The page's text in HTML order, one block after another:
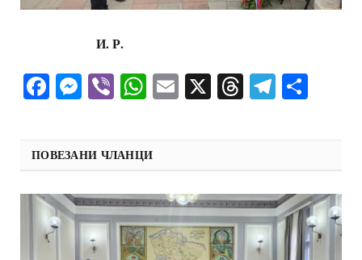
И. Р.
Facebook
Messenger
ViberWhatsApp
Email
X Threads
ПОВЕЗАНИ ЧЛАНЦИ